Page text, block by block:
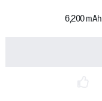
6,200 mAh